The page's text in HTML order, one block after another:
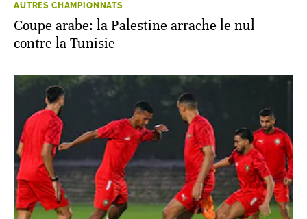
AUTRES CHAMPIONNATS
Coupe arabe: la Palestine arrache le nul
contre la Tunisie